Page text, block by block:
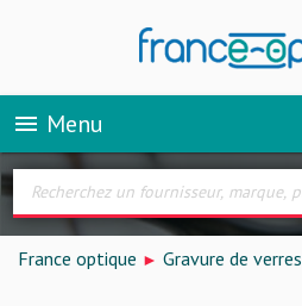
menu Menu
France optique Gravure de verres